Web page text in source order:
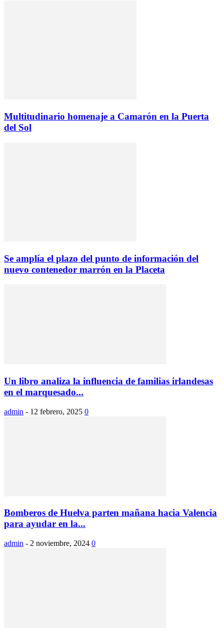
Multitudinario homenaje a Camarón en la Puerta
del Sol
Se amplía el plazo del punto de información del
nuevo contenedor marrón en la Placeta
Un libro analiza la influencia de familias irlandesas
en el marquesado...
admin - 12 febrero, 2025 0
Bomberos de Huelva parten mañana hacia Valencia
para ayudar en la...
admin - 2 noviembre, 2024 0